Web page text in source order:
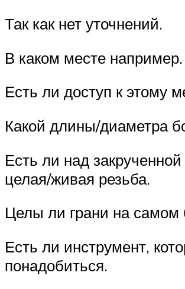
Так как нет уточнений.
В каком месте например.
Есть ли доступ к этому
Какой длины/диаметра
Есть ли над закрученной
целая/живая резьба.
Целы ли грани на самом
Есть ли инструмент,
понадобиться.